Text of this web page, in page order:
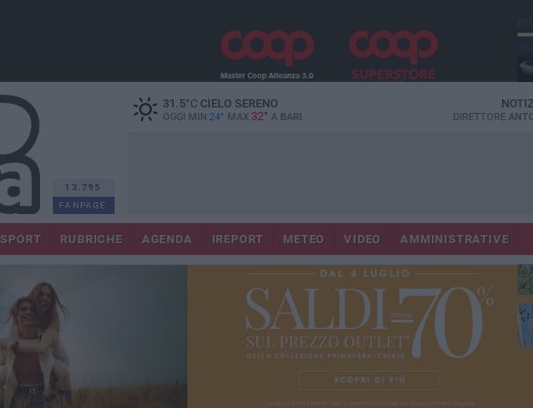
13.795
FANPAGE
31.5°CCIELO SERENO
OGGI MIN 24° MAX 32° A BARI DIRETTORE
SPORT RUBRICHE AGENDA IREPORT METEO VIDEO AMMINISTRATIVE